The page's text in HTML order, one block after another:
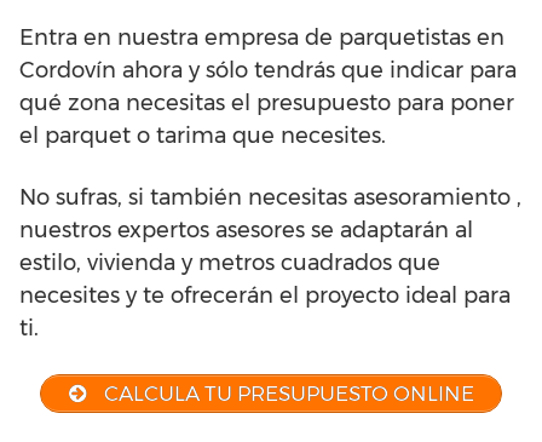
Entra en nuestra empresa de parquetistas en
Cordovín ahora y sólo tendrás que indicar para
qué zona necesitas el presupuesto para poner
el parquet o tarima que necesites.
No sufras, si también necesitas asesoramiento ,
nuestros expertos asesores se adaptarán al
estilo, vivienda y metros cuadrados que
necesites y te ofrecerán el proyecto ideal para
ti.
CALCULA TU PRESUPUESTO ONLINE